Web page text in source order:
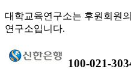
대학교육연구소는 후원회원
연구소입니다.
100-021-